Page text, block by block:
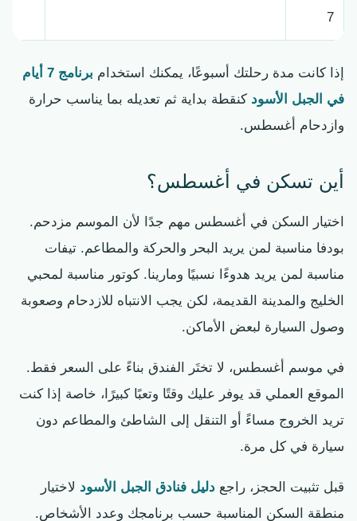
7
إذا كانت مدة رحلتك أسبوعًا، يمكنك استخدام
برنامج 7 أيام
في الجبل الأسود كنقطة بداية ثم تعديله بما يناسب حرارة
وازدحام أغسطس.
أين تسكن في أغسطس؟
اختيار السكن في أغسطس مهم جدًا لأن الموسم مزدحم.
بودفا مناسبة لمن يريد البحر والحركة والمطاعم. تيفات
مناسبة لمن يريد هدوءًا نسبيًا ومارينا. كوتور مناسبة لمحبي
الخليج والمدينة القديمة، لكن يجب الانتباه للازدحام وصعوبة
وصول السيارة لبعض الأماكن.
في موسم أغسطس، لا تختَر الفندق بناءً على السعر فقط.
الموقع العملي قد يوفر عليك وقتًا وتعبًا كبيرًا، خاصة إذا كنت
تريد الخروج مساءً أو التنقل إلى الشاطئ والمطاعم دون
سيارة في كل مرة.
قبل تثبيت الحجز، راجع دليل فنادق الجبل الأسود لاختيار
منطقة السكن المناسبة حسب برنامجك وعدد الأشخاص.